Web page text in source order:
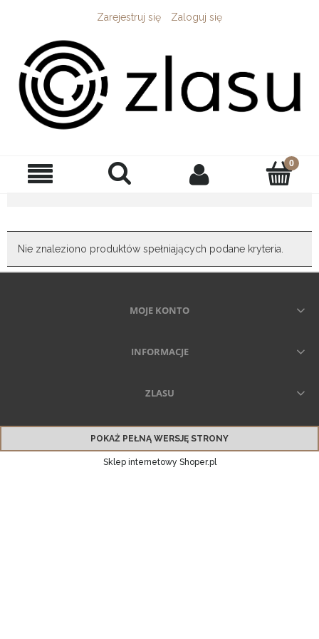
Zarejestruj się Zaloguj się
Nie znaleziono produktów spełniających podane kryteria.
MOJE KONTO
INFORMACJE
ZLASU
POKAŻ PEŁNĄ WERSJĘ STRONY
Sklep internetowy Shoper.pl